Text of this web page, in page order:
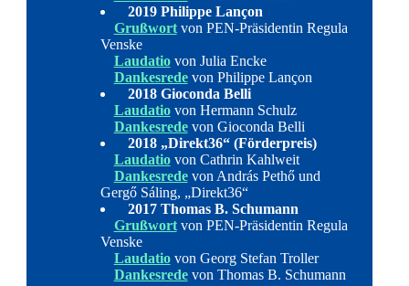
2019 Philippe Lançon
Grußwortvon PEN-Präsidentin Regula
Venske
Laudatiovon Julia Encke
Dankesredevon Philippe Lançon
2018 Gioconda Belli
Laudatiovon Hermann Schulz
Dankesredevon Gioconda Belli
2018 „Direkt36“ (Förderpreis)
Laudatiovon Cathrin Kahlweit
Dankesredevon András Pethő und
Gergő Sáling, „Direkt36“
2017 Thomas B. Schumann
Grußwortvon PEN-Präsidentin Regula
Venske
Laudatiovon Georg Stefan Troller
Dankesredevon Thomas B. Schumann